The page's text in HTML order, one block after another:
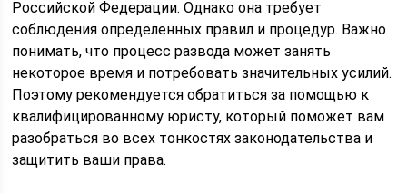
Российской Федерации. Однако она требует
соблюдения определенных правил и процедур. Важно
понимать, что процесс развода может занять
некоторое время и потребовать значительных усилий.
Поэтому рекомендуется обратиться за помощью к
квалифицированному юристу, который поможет вам
разобраться во всех тонкостях законодательства и
защитить ваши права.